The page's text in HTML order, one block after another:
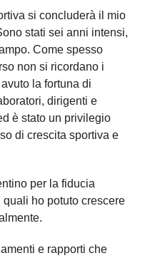
si concluderà il mio
stati sei anni intensi,
Come spesso
non si ricordano i
la fortuna di
dirigenti e
è stato un privilegio
di crescita sportiva e
per la fiducia
ho potuto crescere
e rapporti che